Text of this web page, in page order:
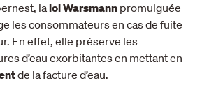
laloi Warsmann promulguée
les consommateurs en cas de fuite
En effet, elle préserve les
d’eau exorbitantes en mettant en
de la facture d’eau.